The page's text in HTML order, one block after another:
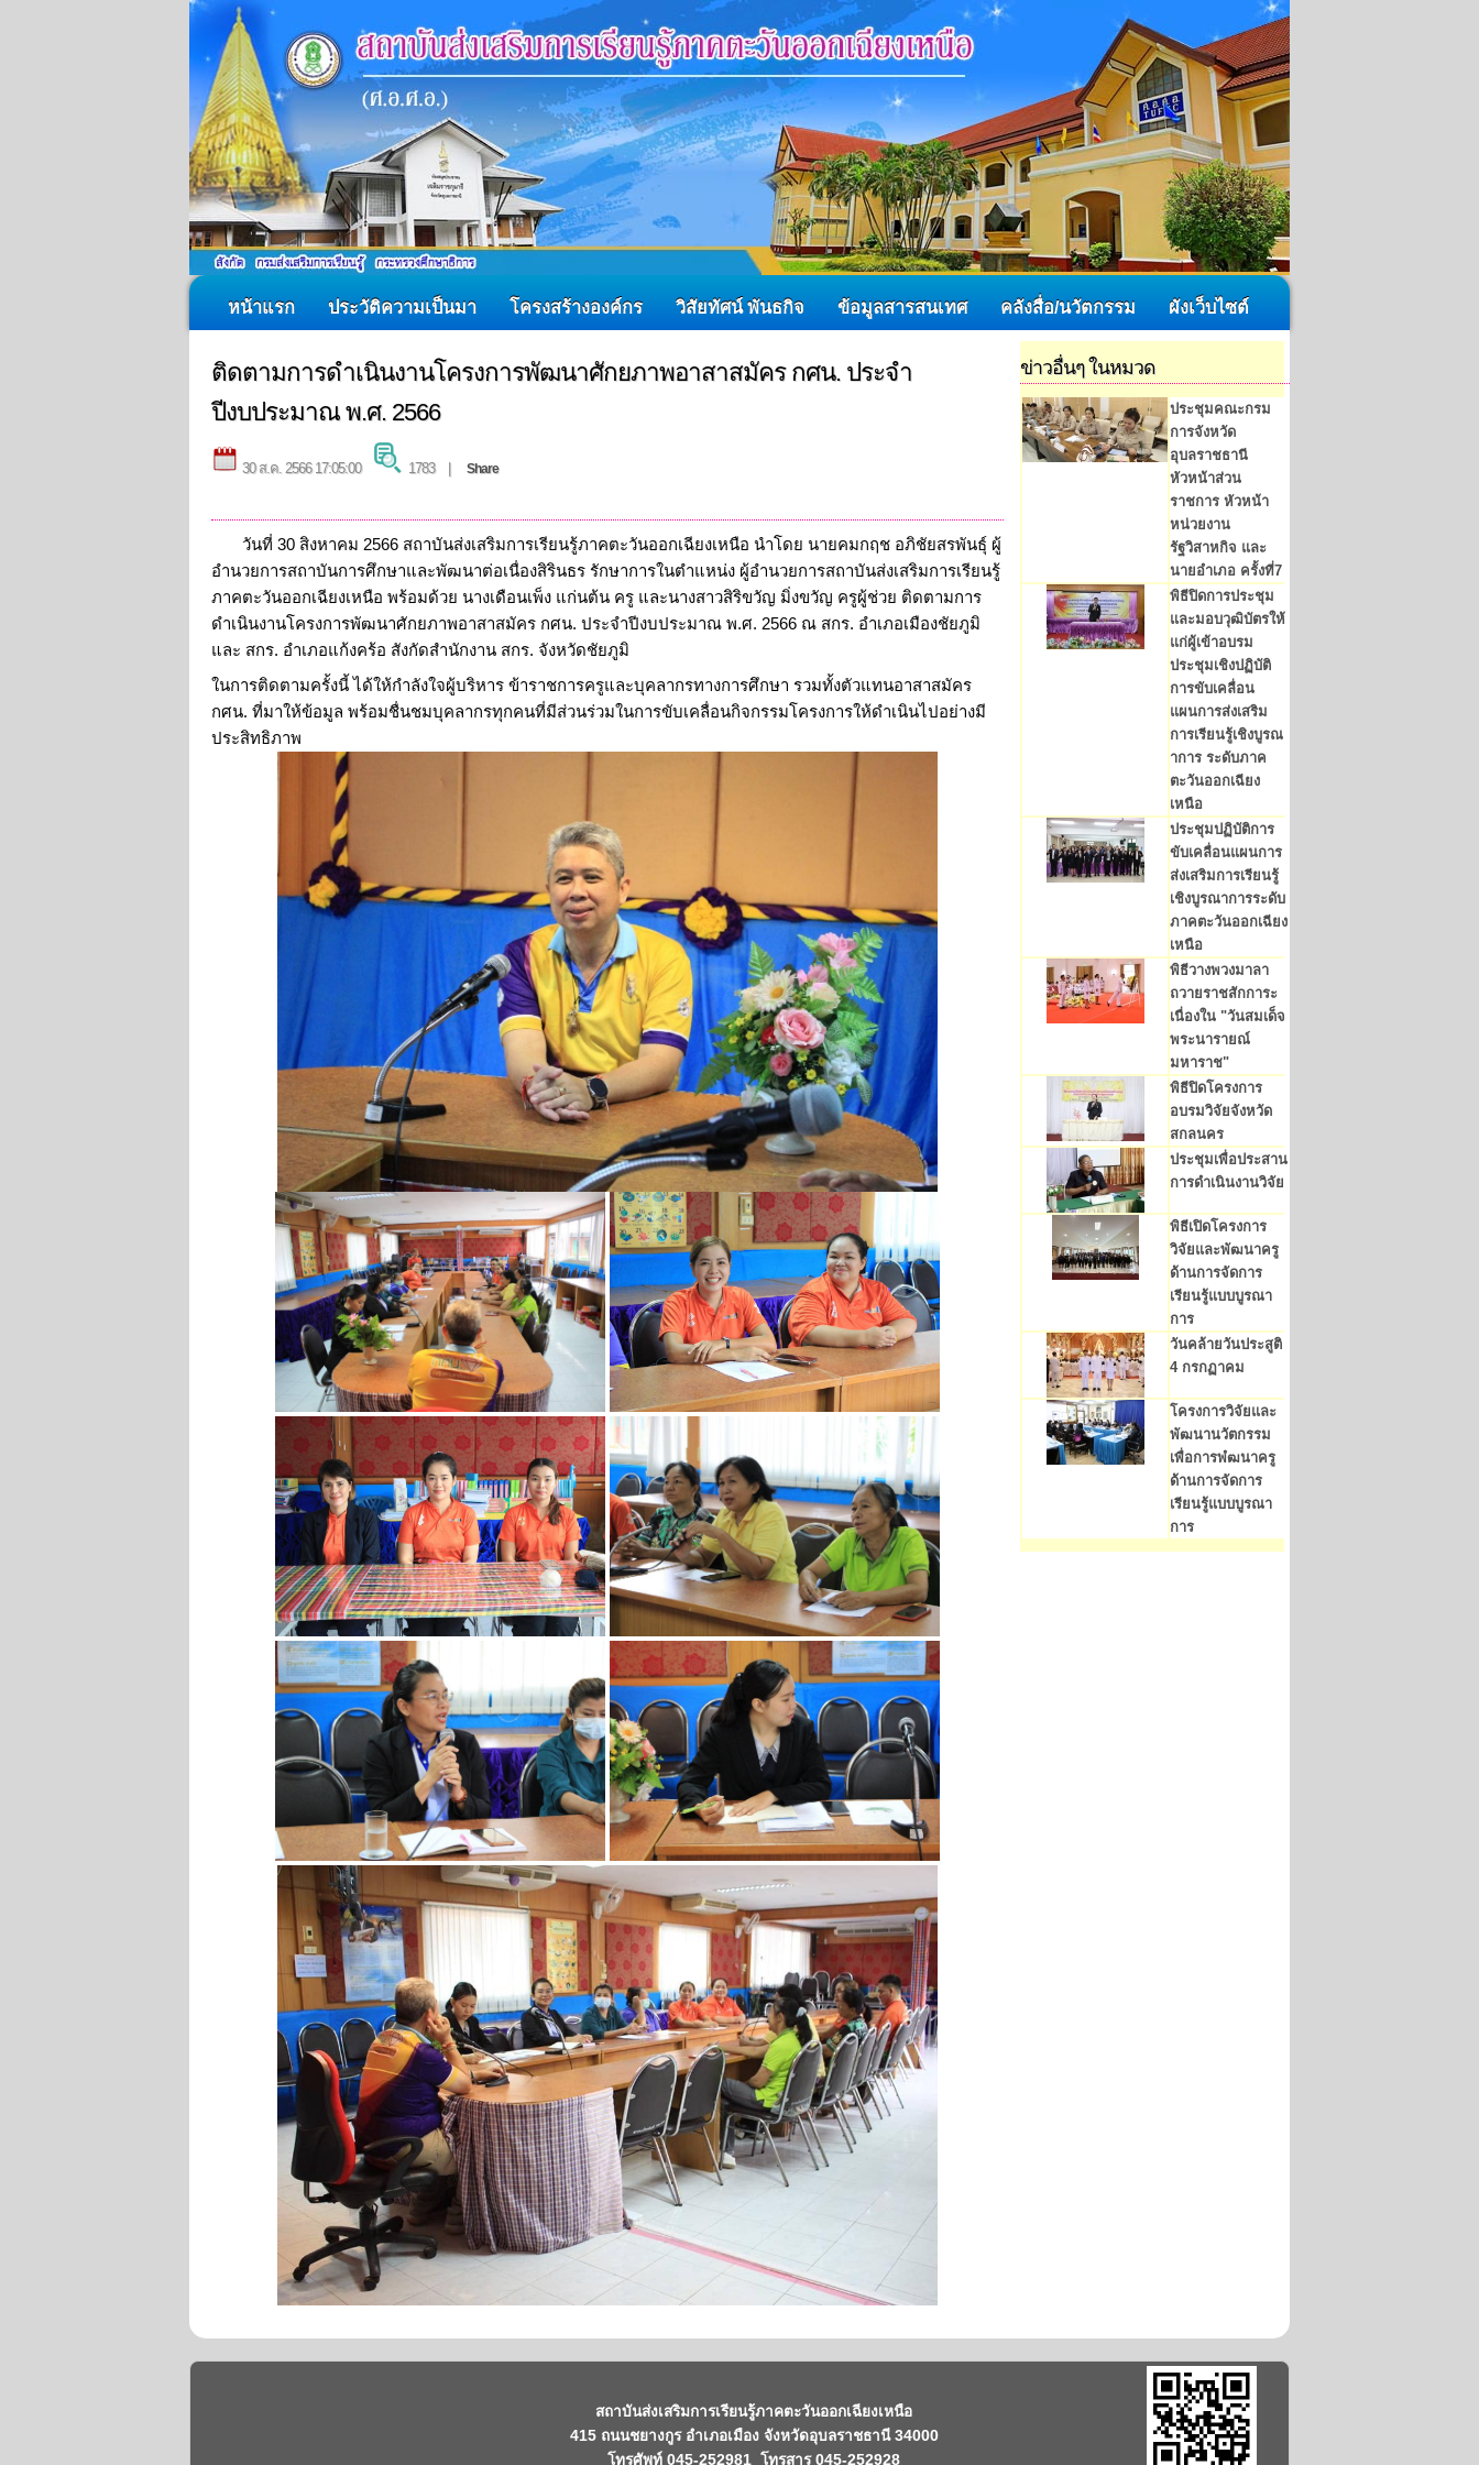
หน้าแรก ประวัติความเป็นมา โครงสร้างองค์กร วิสัยทัศน์ พันธกิจ ข้อมูลสารสนเทศ คลังสื่อ/นวัตกรรม ผังเว็บไซต์
ข่าวอื่นๆ ในหมวด
ประชุมคณะกรม
การจังหวัด
อุบลราชธานี
หัวหน้าส่วน
ราชการ หัวหน้า
หน่วยงาน
รัฐวิสาหกิจ และ
นายอำเภอ ครั้งที่7
พิธีปิดการประชุม
และมอบวุฒิบัตรให้
แก่ผู้เข้าอบรม
ประชุมเชิงปฏิบัติ
การขับเคลื่อน
แผนการส่งเสริม
การเรียนรู้เชิงบูรณ
าการ ระดับภาค
ตะวันออกเฉียง
เหนือ
ประชุมปฏิบัติการ
ขับเคลื่อนแผนการ
ส่งเสริมการเรียนรู้
เชิงบูรณาการระดับ
ภาคตะวันออกเฉียง
เหนือ
พิธีวางพวงมาลา
ถวายราชสักการะ
เนื่องใน "วันสมเด็จ
พระนารายณ์
มหาราช"
พิธีปิดโครงการ
อบรมวิจัยจังหวัด
สกลนคร
ประชุมเพื่อประสาน
การดำเนินงานวิจัย
พิธีเปิดโครงการ
วิจัยและพัฒนาครู
ด้านการจัดการ
เรียนรู้แบบบูรณา
การ
วันคล้ายวันประสูติ
4 กรกฏาคม
โครงการวิจัยและ
พัฒนานวัตกรรม
เพื่อการพํฒนาครู
ด้านการจัดการ
เรียนรู้แบบบูรณา
การ
ติดตามการดำเนินงานโครงการพัฒนาศักยภาพอาสาสมัคร กศน. ประจำ
ปีงบประมาณ พ.ศ. 2566
30 ส.ค. 2566 17:05:00 1783 | Share
วันที่ 30 สิงหาคม 2566 สถาบันส่งเสริมการเรียนรู้ภาคตะวันออกเฉียงเหนือ นำโดย นายคมกฤช อภิชัยสรพันธุ์ ผู้
อำนวยการสถาบันการศึกษาและพัฒนาต่อเนื่องสิรินธร รักษาการในตำแหน่ง ผู้อำนวยการสถาบันส่งเสริมการเรียนรู้
ภาคตะวันออกเฉียงเหนือ พร้อมด้วย นางเดือนเพ็ง แก่นต้น ครู และนางสาวสิริขวัญ มิ่งขวัญ ครูผู้ช่วย ติดตามการ
ดำเนินงานโครงการพัฒนาศักยภาพอาสาสมัคร กศน. ประจำปีงบประมาณ พ.ศ. 2566 ณ สกร. อำเภอเมืองชัยภูมิ
และ สกร. อำเภอแก้งคร้อ สังกัดสำนักงาน สกร. จังหวัดชัยภูมิ
ในการติดตามครั้งนี้ ได้ให้กำลังใจผู้บริหาร ข้าราชการครูและบุคลากรทางการศึกษา รวมทั้งตัวแทนอาสาสมัคร
กศน. ที่มาให้ข้อมูล พร้อมชื่นชมบุคลากรทุกคนที่มีส่วนร่วมในการขับเคลื่อนกิจกรรมโครงการให้ดำเนินไปอย่างมี
ประสิทธิภาพ
สถาบันส่งเสริมการเรียนรู้ภาคตะวันออกเฉียงเหนือ
415 ถนนชยางกูร อำเภอเมือง จังหวัดอุบลราชธานี 34000
โทรศัพท์ 045-252981 โทรสาร 045-252928